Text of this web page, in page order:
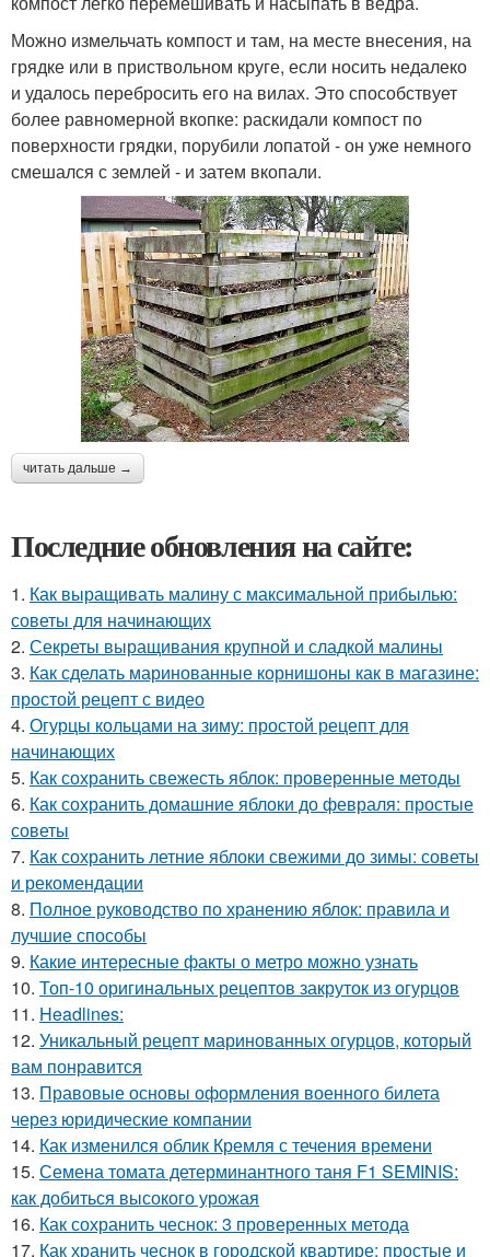
Можно измельчать компост и там, на месте внесения, на
грядке или в приствольном круге, если носить недалеко
и удалось перебросить его на вилах. Это способствует
более равномерной вкопке: раскидали компост по
поверхности грядки, порубили лопатой - он уже немного
смешался с землей - и затем вкопали.
читать дальше →
Последние обновления на сайте:
1. Как выращивать малину с максимальной прибылью:
советы для начинающих
2. Секреты выращивания крупной и сладкой малины
3. Как сделать маринованные корнишоны как в магазине:
простой рецепт с видео
4. Огурцы кольцами на зиму: простой рецепт для
начинающих
5. Как сохранить свежесть яблок: проверенные методы
6. Как сохранить домашние яблоки до февраля: простые
советы
7. Как сохранить летние яблоки свежими до зимы: советы
и рекомендации
8. Полное руководство по хранению яблок: правила и
лучшие способы
9. Какие интересные факты о метро можно узнать
10. Топ-10 оригинальных рецептов закруток из огурцов
11. Headlines:
12. Уникальный рецепт маринованных огурцов, который
вам понравится
13. Правовые основы оформления военного билета
через юридические компании
14. Как изменился облик Кремля с течения времени
15. Семена томата детерминантного таня F1 SEMINIS:
как добиться высокого урожая
16. Как сохранить чеснок: 3 проверенных метода
17. Как хранить чеснок в городской квартире: простые и